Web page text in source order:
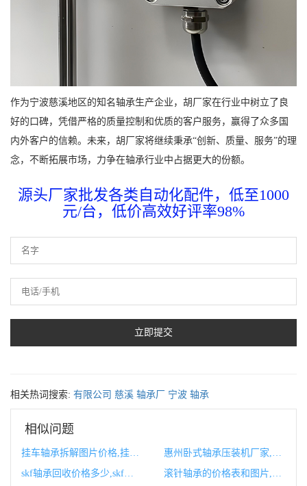
作为宁波慈溪地区的知名轴承生产企业，胡厂家在行业中树立了良
好的口碑，凭借严格的质量控制和优质的客户服务，赢得了众多国
内外客户的信赖。未来，胡厂家将继续秉承“创新、质量、服务”的理
念，不断拓展市场，力争在轴承行业中占据更大的份额。
源头厂家批发各类自动化配件，低至1000
元/台，低价高效好评率98%
相关热词搜索: 有限公司 慈溪 轴承厂 宁波 轴承
相似问题